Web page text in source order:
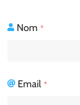
Nom *
Email *